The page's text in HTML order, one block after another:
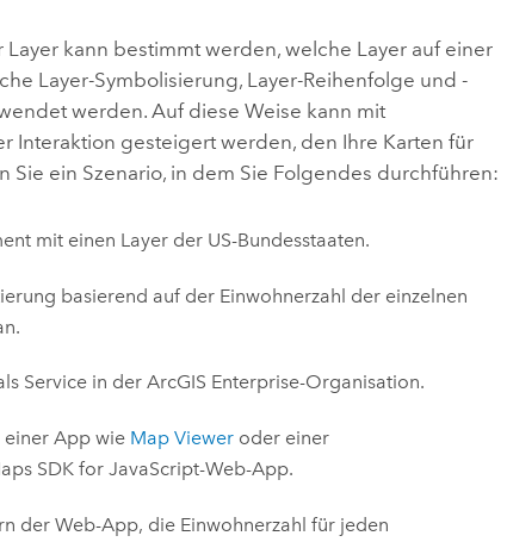
kann bestimmt werden, welche Layer auf einer
Layer-Symbolisierung, Layer-Reihenfolge und -
werden. Auf diese Weise kann mit
Interaktion gesteigert werden, den Ihre Karten für
Sie ein Szenario, in dem Sie Folgendes durchführen:
mit einen Layer der US-Bundesstaaten.
basierend auf der Einwohnerzahl der einzelnen
Service in derArcGIS Enterprise-Organisation.
einer App wie Map Viewer oder einer
SDK for JavaScript-Web-App.
der Web-App, die Einwohnerzahl für jeden